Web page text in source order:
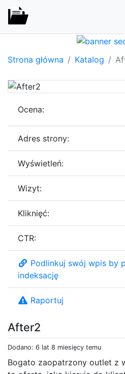
Strona główna Katalog
After2
Dodano: 6 lat 8 miesięcy temu
Bogato zaopatrzony outlet z
Ocena:
Adres strony:
Wyświetleń:
Wizyt:
Kliknięć:
CTR:
Podlinkuj swój wpis by
indeksację
Raportuj